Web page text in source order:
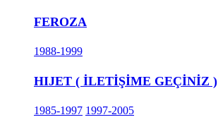
FEROZA
1988-1999
HIJET ( İLETİŞİME GEÇİNİZ )
1985-1997 1997-2005